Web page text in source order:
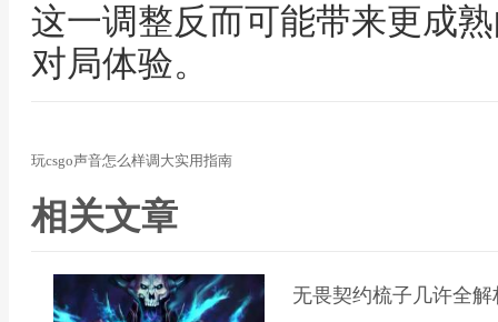
这一调整反而可能带来更成
对局体验。
玩csgo声音怎么样调大实用指南
相关文章
无畏契约梳子几许全